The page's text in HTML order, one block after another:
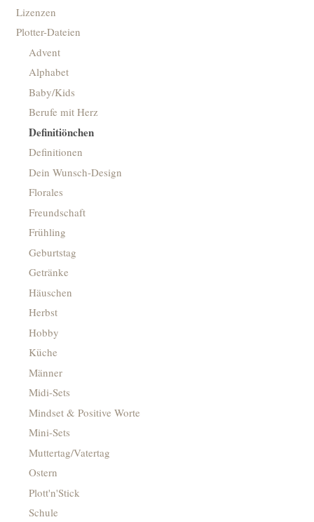
Lizenzen
Plotter-Dateien
Advent
Alphabet
Baby/Kids
Berufe mit Herz
Definitiönchen
Definitionen
Dein Wunsch-Design
Florales
Freundschaft
Frühling
Geburtstag
Getränke
Häuschen
Herbst
Hobby
Küche
Männer
Midi-Sets
Mindset & Positive Worte
Mini-Sets
Muttertag/Vatertag
Ostern
Plott'n'Stick
Schule